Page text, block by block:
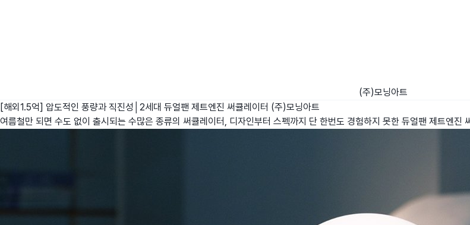
(주)모닝아트
[해외1.5억] 압도적인 풍량과 직진성│2세대 듀얼팬 제트엔진 써큘레이터 (주)모닝아트
여름철만 되면 수도 없이 출시되는 수많은 종류의 써큘레이터, 디자인부터 스펙까지 단 한번도 경험하지 못한 듀얼팬 제트엔진